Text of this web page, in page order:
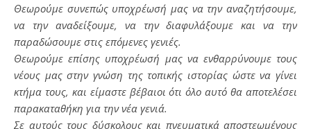
Θεωρούμε συνεπώς υποχρέωσή μας να την αναζητήσουμε,
να την αναδείξουμε, να την διαφυλάξουμε και να την
παραδώσουμε στις επόμενες γενιές.
Θεωρούμε επίσης υποχρέωσή μας να ενθαρρύνουμε τους
νέους μας στην γνώση της τοπικής ιστορίας ώστε να γίνει
κτήμα τους, και είμαστε βέβαιοι ότι όλο αυτό θα αποτελέσει
παρακαταθήκη για την νέα γενιά.
Σε αυτούς τους δύσκολους και πνευματικά αποστεωμένους